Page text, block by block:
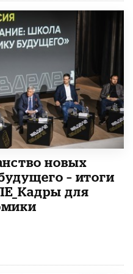
новых
– итоги
для